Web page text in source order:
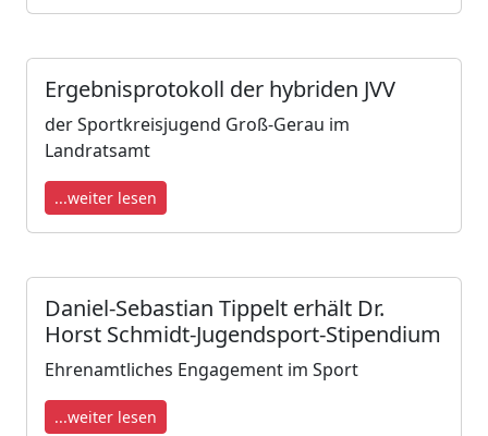
Ergebnisprotokoll der hybriden JVV
der Sportkreisjugend Groß-Gerau im
Landratsamt
...weiter lesen
Daniel-Sebastian Tippelt erhält Dr.
Horst Schmidt-Jugendsport-Stipendium
Ehrenamtliches Engagement im Sport
...weiter lesen